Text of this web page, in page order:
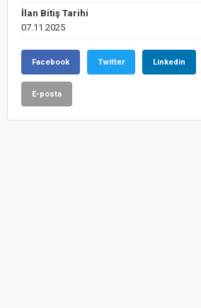
İlan Bitiş Tarihi
07.11.2025
Facebook Twitter Linkedin
E-posta